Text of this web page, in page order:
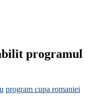
programul
program cupa romaniei